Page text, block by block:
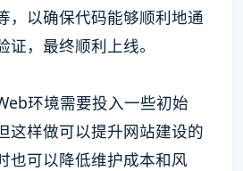
，以确保代码能够顺利地通
，最终顺利上线。
环境需要投入一些初始
这样做可以提升网站建设的
也可以降低维护成本和风